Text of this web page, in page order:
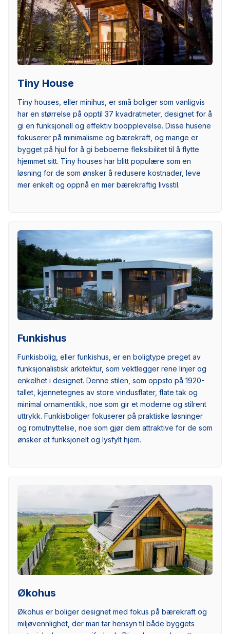
Tiny House
Tiny houses, eller minihus, er små boliger som vanligvis
har en størrelse på opptil 37 kvadratmeter, designet for å
gi en funksjonell og effektiv boopplevelse. Disse husene
fokuserer på minimalisme og bærekraft, og mange er
bygget på hjul for å gi beboerne fleksibilitet til å flytte
hjemmet sitt. Tiny houses har blitt populære som en
løsning for de som ønsker å redusere kostnader, leve
mer enkelt og oppnå en mer bærekraftig livsstil.
Funkishus
Funkisbolig, eller funkishus, er en boligtype preget av
funksjonalistisk arkitektur, som vektlegger rene linjer og
enkelhet i designet. Denne stilen, som oppsto på 1920-
tallet, kjennetegnes av store vindusflater, flate tak og
minimal ornamentikk, noe som gir et moderne og stilrent
uttrykk. Funkisboliger fokuserer på praktiske løsninger
og romutnyttelse, noe som gjør dem attraktive for de som
ønsker et funksjonelt og lysfylt hjem.
Økohus
Økohus er boliger designet med fokus på bærekraft og
miljøvennlighet, der man tar hensyn til både byggets